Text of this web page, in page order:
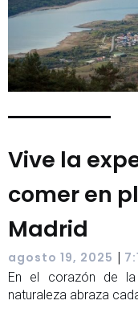
Vive la
comer en
Madrid
agosto 19, 2025 |
En el corazón de
naturaleza abraza